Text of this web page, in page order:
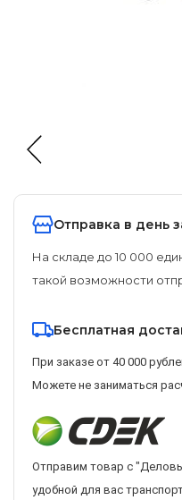
Отправка в день
На складе до 10 000
такой возможности
Бесплатная
При заказе от 40 000
Можете не заниматься
Отправим товар с
удобной для вас